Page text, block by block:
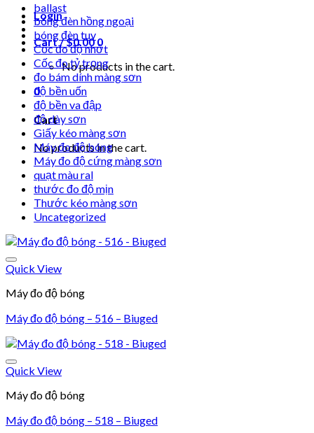
Login
Cart /$0.00 0
No products in the cart.
0
Cart
No products in the cart.
ballast
bóng đèn hồng ngoại
bóng đèn tuv
Cốc đo độ nhớt
Cốc đo tỷ trọng
đo bám dính màng sơn
độ bền uốn
độ bền va đập
độ dày sơn
Giấy kéo màng sơn
Máy đo độ bóng
Máy đo độ cứng màng sơn
quạt màu ral
thước đo độ mịn
Thước kéo màng sơn
Uncategorized
Quick View
Máy đo độ bóng
Máy đo độ bóng – 516 – Biuged
Quick View
Máy đo độ bóng
Máy đo độ bóng – 518 – Biuged